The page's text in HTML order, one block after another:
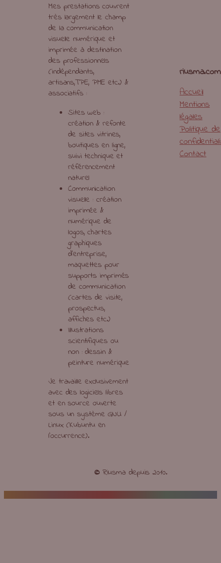
Mes prestations couvrent
très largement le champ
de la communication
visuelle numérique et
imprimée à destination
des professionnels
(indépendants,
artisans,TPE, PME etc.) &
associatifs :
Sites web :
création & refonte
de sites vitrines,
boutiques en ligne,
suivi technique et
référencement
naturel
Communication
visuelle : création
imprimée &
numérique de
logos, chartes
graphiques
d’entreprise,
maquettes pour
supports imprimés
de communication
(cartes de visite,
prospectus,
affiches etc.)
Illustrations
scientifiques ou
non : dessin &
peinture numérique
Je travaille exclusivement
avec des logiciels libres
et en source ouverte
sous un système GNU /
Linux (Kubuntu en
l’occurrence).
riusma.com
Accueil
Mentions
légales
Politique de
Contact
©Riusma depuis 2010.